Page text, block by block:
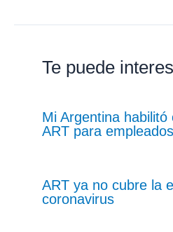
Te puede
Mi Argentina habilitó
ART para
ART ya no cubre la
coronavirus